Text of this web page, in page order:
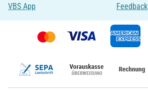
VBS App
Feedback